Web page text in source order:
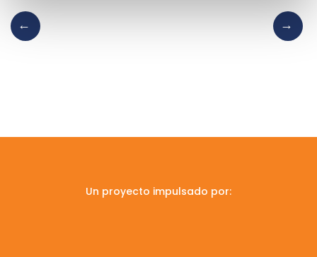
Un proyecto impulsado por: